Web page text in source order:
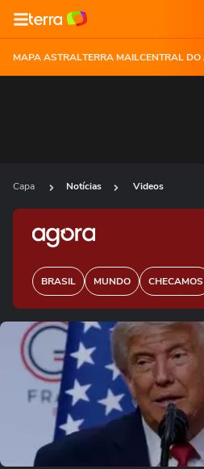
MAPA ASTRALTERRA MAILCENTRAL
Capa Notícias Videos
BRASIL MUNDO CHECAMOS
Ops!
Não foi possível
Tentar